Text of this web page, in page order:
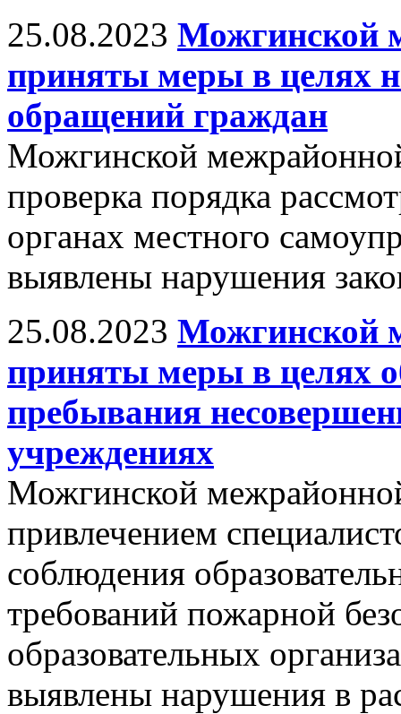
25.08.2023 Можгинской
приняты меры в целях
обращений граждан
Можгинской
проверка порядка
органах местного
выявлены нарушения
25.08.2023 Можгинской
приняты меры в целях
пребывания
учреждениях
Можгинской
привлечением
соблюдения
требований пожарной
образовательных
выявлены нарушения в